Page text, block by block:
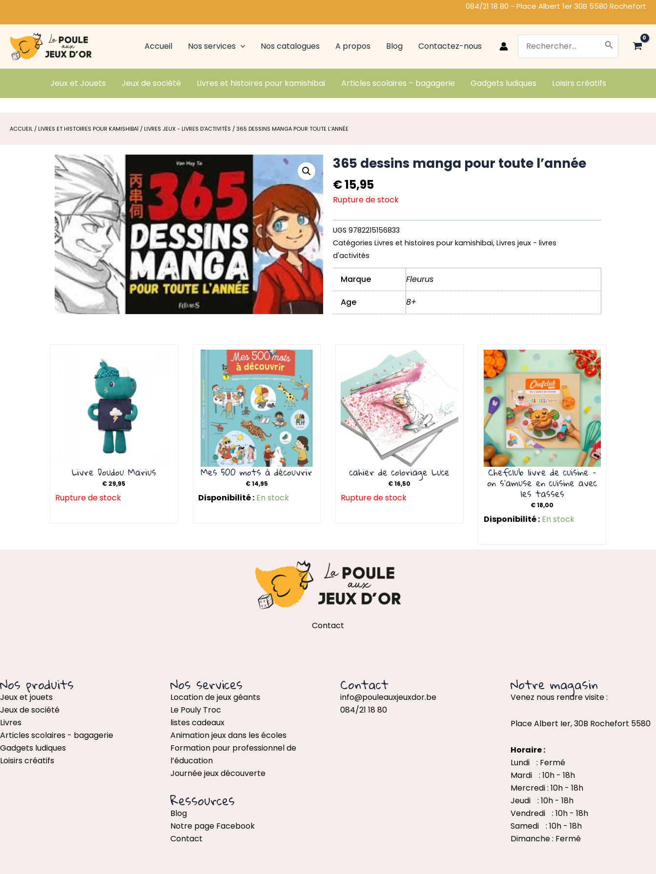
084/21 18 80 - Place Albert 1er 30B 5580 Rochefort
Accueil Nos services Nos catalogues A propos Blog Contactez-nous
Search
Jeux et Jouets Jeux de société Livres et histoires pour kamishibaï Articles scolaires – bagagerie Gadgets ludiques Loisirs créatifs
ACCUEIL /LIVRES ET HISTOIRES POUR KAMISHIBAÏ /LIVRES JEUX - LIVRES D'ACTIVITÉS / 365 DESSINS MANGA POUR TOUTE L’ANNÉE
365 dessins manga pour toute l’année
€15,95
Rupture de stock
UGS 9782215156833
Catégories Livres et histoires pour kamishibaï, Livres jeux - livres
d'activités
Marque Fleurus
Age 8+
Livre Doudou Marius
€ 29,95
Rupture de stock
Mes 500 mots à découvrir
€14,95
Disponibilité : En stock
cahier de coloriage Luce
€16,50
Rupture de stock
Chefclub livre de cuisine –
on s’amuse en cuisine avec
les tasses
€18,00
Disponibilité : En stock
Contact
Nos produits
Jeux et jouets
Jeux de société
Livres
Articles scolaires - bagagerie
Gadgets ludiques
Loisirs créatifs
Nos services
Location de jeux géants
Le Pouly Troc
listes cadeaux
Animation jeux dans les écoles
Formation pour professionnel de
l’éducation
Journée jeux découverte
Ressources
Blog
Notre page Facebook
Contact
Contact
info@pouleauxjeuxdor.be
084/21 18 80
Notre magasin
Venez nous rendre visite :
Place Albert Ier, 30B Rochefort 5580
Horaire :
Lundi : Fermé
Mardi : 10h - 18h
Mercredi : 10h - 18h
Jeudi : 10h - 18h
Vendredi : 10h - 18h
Samedi : 10h - 18h
Dimanche : Fermé